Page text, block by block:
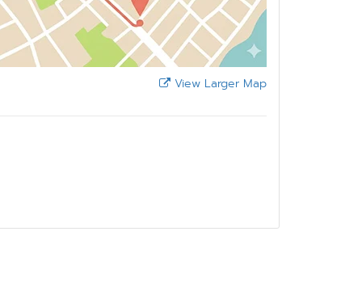
View Larger Map